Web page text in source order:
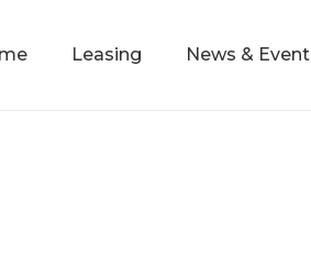
Leasing News & Event